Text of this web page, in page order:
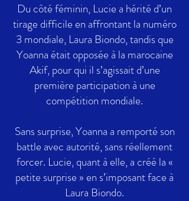
Du côté féminin, Lucie a hérité d’un
tirage difficile en affrontant la numéro
3 mondiale, Laura Biondo, tandis que
Yoanna était opposée à la marocaine
Akif, pour qui il s’agissait d’une
première participation à une
compétition mondiale.
Sans surprise, Yoanna a remporté son
battle avec autorité, sans réellement
forcer. Lucie, quant à elle, a créé la «
petite surprise » en s’imposant face à
Laura Biondo.